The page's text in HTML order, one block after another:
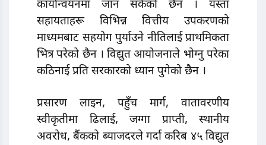
कार्यान्वयनमा जान सकेको छैन । यस्ता
सहायताहरू विभिन्न वित्तीय उपकरणको
माध्यमबाट सहयोग पुर्याउने नीतिलाई प्राथमिकता
भित्र परेको छैन । विद्युत आयोजनाले भोग्नु परेका
कठिनाई प्रति सरकारको ध्यान पुगेको छैन ।
प्रसारण लाइन, पहुँच मार्ग, वातावरणीय
स्वीकृतीमा ढिलाई, जग्गा प्राप्ती, स्थानीय
अवरोध, बैंकको ब्याजदरले गर्दा करिब ४५ विद्युत